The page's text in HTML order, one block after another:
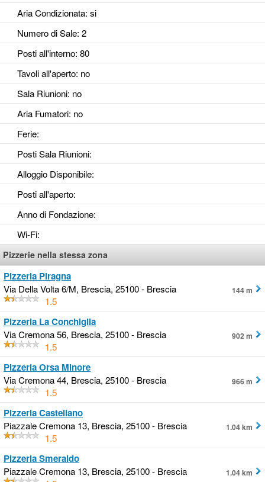
Aria Condizionata: si
Numero di Sale: 2
Posti all'interno: 80
Tavoli all'aperto: no
Sala Riunioni: no
Aria Fumatori: no
Ferie:
Posti Sala Riunioni:
Alloggio Disponibile:
Posti all'aperto:
Anno di Fondazione:
Wi-Fi:
Pizzerie nella stessa zona
Pizzeria Piragna
Via Della Volta 6/M, Brescia, 25100 - Brescia
1.5
144 m
Pizzeria La Conchiglia
Via Cremona 56, Brescia, 25100 - Brescia
1.5
902 m
Pizzeria Orsa Minore
Via Cremona 44, Brescia, 25100 - Brescia
1.5
966 m
Pizzeria Castellano
Piazzale Cremona 13, Brescia, 25100 - Brescia
1.5
1.04 km
Pizzeria Smeraldo
Piazzale Cremona 13, Brescia, 25100 - Brescia
1.04 km